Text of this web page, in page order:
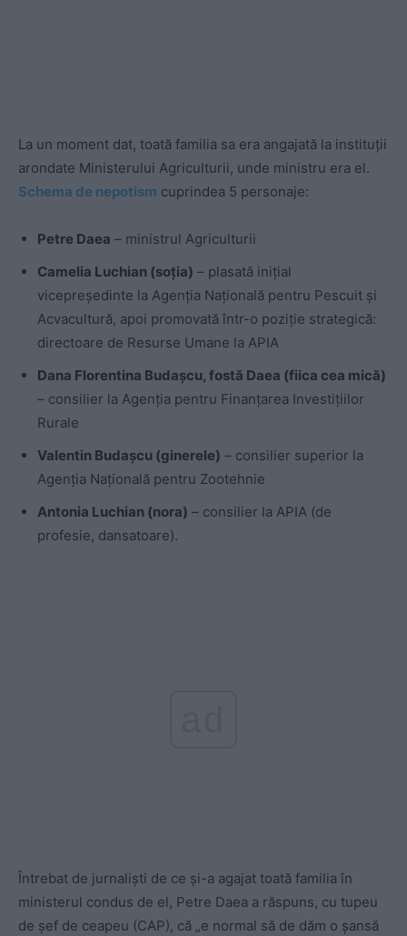
La un moment dat, toată familia sa era angajată la instituții
arondate Ministerului Agriculturii, unde ministru era el.
Schema de nepotism cuprindea 5 personaje:
Petre Daea – ministrul Agriculturii
Camelia Luchian (soția) – plasată inițial
vicepreședinte la Agenția Națională pentru Pescuit și
Acvacultură, apoi promovată într-o poziție strategică:
directoare de Resurse Umane la APIA
Dana Florentina Budașcu, fostă Daea (fiica cea mică)
– consilier la Agenția pentru Finanțarea Investițiilor
Rurale
Valentin Budașcu (ginerele) – consilier superior la
Agenția Națională pentru Zootehnie
Antonia Luchian (nora) – consilier la APIA (de
profesie, dansatoare).
Întrebat de jurnaliști de ce și-a agajat toată familia în
ministerul condus de el, Petre Daea a răspuns, cu tupeu
de șef de ceapeu (CAP), că „e normal să de dăm o șansă